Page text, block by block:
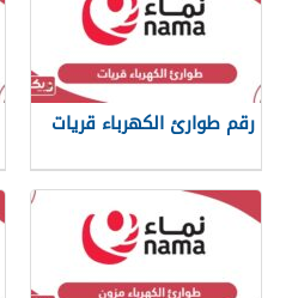
رقم طوارئ الكهرباء قريات